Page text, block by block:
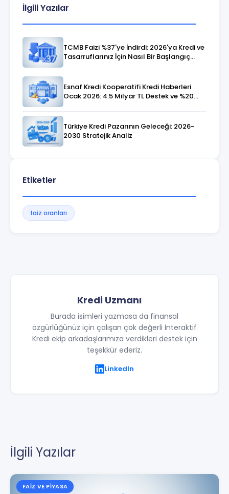
İlgili Yazılar
TCMB Faizi %37'ye İndirdi: 2026'ya Kredi ve
Tasarruflarınız İçin Nasıl Bir Başlangıç
Esnaf Kredi Kooperatifi Kredi Haberleri
Ocak 2026: 4.5 Milyar TL Destek ve %20
Türkiye Kredi Pazarının Geleceği: 2026-
2030 Stratejik Analiz
Etiketler
faiz oranları
Kredi Uzmanı
Burada isimleri yazmasa da finansal
özgürlüğünüz için çalışan çok değerli İnteraktif
Kredi ekip arkadaşlarımıza verdikleri destek için
teşekkür ederiz.
LinkedIn
İlgili Yazılar
FAIZ VE PIYASA